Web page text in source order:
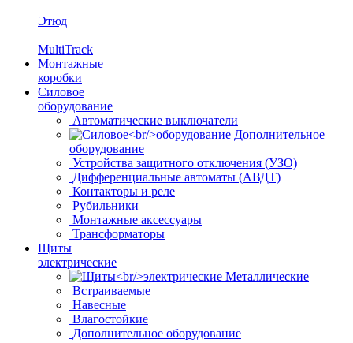
Этюд
MultiTrack
Монтажные
коробки
Силовое
оборудование
Автоматические выключатели
Дополнительное
оборудование
Устройства защитного отключения (УЗО)
Дифференциальные автоматы (АВДТ)
Контакторы и реле
Рубильники
Монтажные аксессуары
Трансформаторы
Щиты
электрические
Металлические
Встраиваемые
Навесные
Влагостойкие
Дополнительное оборудование